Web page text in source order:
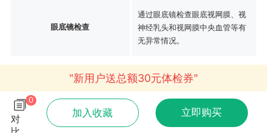
眼底镜检查
通过眼底镜检查眼底视网膜、视
神经乳头和视网膜中央血管等有
无异常情况。
"新用户送总额30元体检券"
0
对
加入收藏 立即购买